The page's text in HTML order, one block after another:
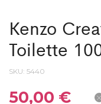
Kenzo
Toilette
SKU: 5440
50,00 €